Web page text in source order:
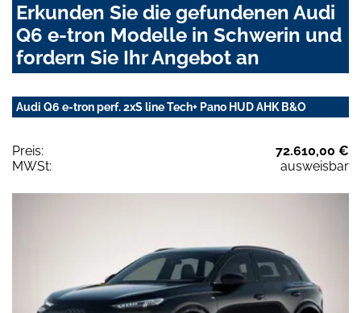
Erkunden Sie die gefundenen Audi
Q6 e-tron Modelle in Schwerin und
fordern Sie Ihr Angebot an
Audi Q6 e-tron perf. 2xS line Tech+ Pano HUD AHK B&O
Preis:
72.610,00 €
MWSt:
ausweisbar